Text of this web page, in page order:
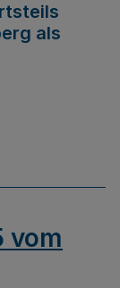
als
vom